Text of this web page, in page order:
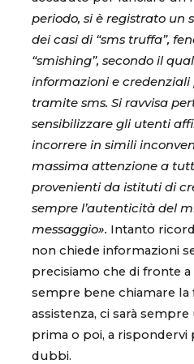
periodo, si è registrato un
dei casi di “sms truffa”,
“smishing”, secondo il
informazioni e
tramite sms. Si ravvisa
sensibilizzare gli utenti
incorrere in simili
massima attenzione a
provenienti da istituti di
sempre l’autenticità del
messaggio». Intanto
non chiede informazioni
precisiamo che di fronte
sempre bene chiamare la
assistenza, ci sarà
prima o poi, a rispondervi
dubbi.